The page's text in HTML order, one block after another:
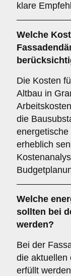
klare
Welche
Die Kosten
Altbau in
die
erheblich
Welche
sollten bei
werden?
Bei der
die aktuellen
erfüllt